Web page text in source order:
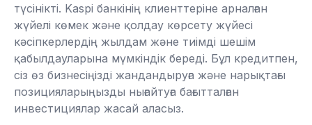
түсінікті. Kaspi банкінің клиенттеріне арналған
жүйелі көмек және қолдау көрсету жүйесі
кәсіпкерлердің жылдам және тиімді шешім
қабылдауларына мүмкіндік береді. Бұл кредитпен,
сіз өз бизнесіңізді жандандыруға және нарықтағы
позицияларыңызды нығайтуға бағытталған
инвестициялар жасай аласыз.